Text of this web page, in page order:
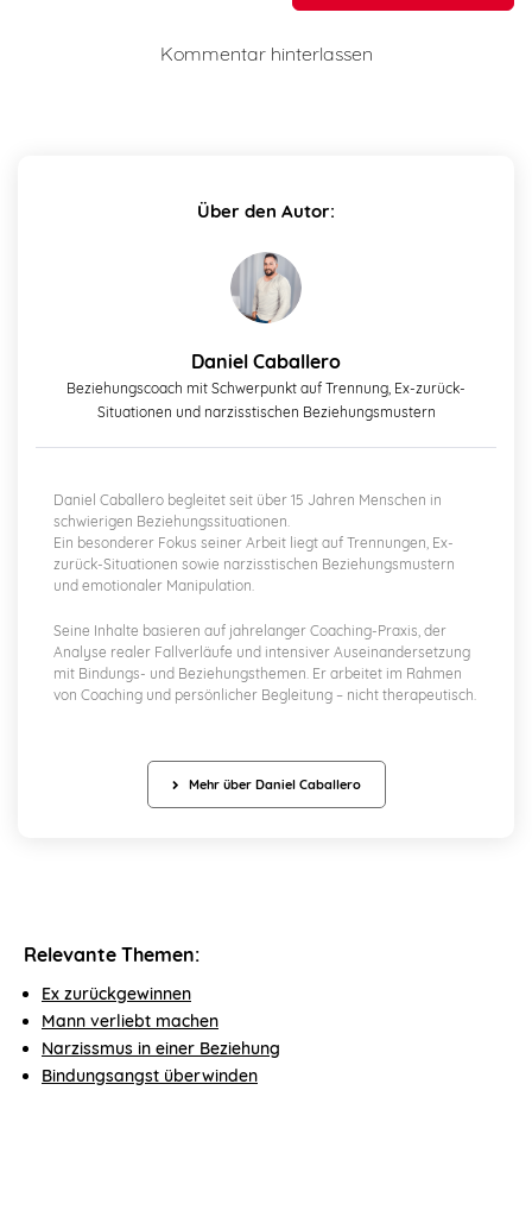
Kommentar hinterlassen
Über den Autor:
Daniel Caballero
Beziehungscoach mit Schwerpunkt auf Trennung, Ex-zurück-
Situationen und narzisstischen Beziehungsmustern
Daniel Caballero begleitet seit über 15 Jahren Menschen in
schwierigen Beziehungssituationen.
Ein besonderer Fokus seiner Arbeit liegt auf Trennungen, Ex-
zurück-Situationen sowie narzisstischen Beziehungsmustern
und emotionaler Manipulation.
Seine Inhalte basieren auf jahrelanger Coaching-Praxis, der
Analyse realer Fallverläufe und intensiver Auseinandersetzung
mit Bindungs- und Beziehungsthemen. Er arbeitet im Rahmen
von Coaching und persönlicher Begleitung – nicht therapeutisch.
Mehr über Daniel Caballero
Relevante Themen:
Ex zurückgewinnen
Mann verliebt machen
Narzissmus in einer Beziehung
Bindungsangst überwinden